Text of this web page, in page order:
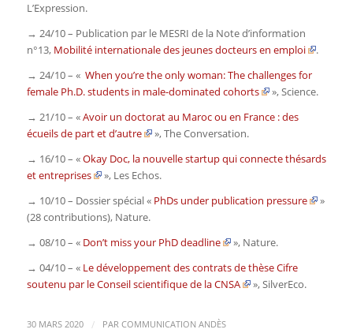
L’Expression.
→ 24/10 – Publication par le MESRI de la Note d’information
n°13, Mobilité internationale des jeunes docteurs en emploi
.
→ 24/10 – « When you’re the only woman: The challenges for
female Ph.D. students in male-dominated cohorts
»,Science.
→ 21/10 – «Avoir un doctorat au Maroc ou en France : des
écueils de part et d’autre
»,The Conversation.
→ 16/10 – «Okay Doc, la nouvelle startup qui connecte thésards
et entreprises
», Les Echos.
→ 10/10 – Dossier spécial « PhDs under publication pressure
»
(28 contributions),Nature.
→ 08/10 – « Don’t miss your PhD deadline », Nature.
→ 04/10 – « Le développement des contrats de thèse Cifre
soutenu par le Conseil scientifique de la CNSA
»,SilverEco.
30 MARS 2020 / PAR COMMUNICATION ANDÈS